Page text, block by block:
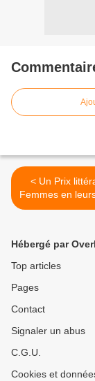
< Un Prix littéraire pour
Femmes en
Denise
Hébergé par
Top articles
Pages
Contact
Signaler un abus
C.G.U.
Cookies et